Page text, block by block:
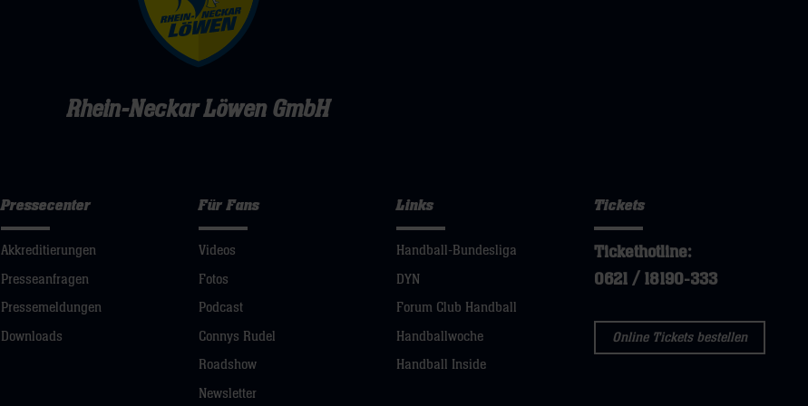
Rhein-Neckar Löwen GmbH
Pressecenter
Akkreditierungen
Presseanfragen
Pressemeldungen
Downloads
Für Fans
Videos
Fotos
Podcast
Connys Rudel
Roadshow
Newsletter
Links
Handball-Bundesliga
DYN
Forum Club Handball
Handballwoche
Handball Inside
Tickets
Tickethotline:
0621 / 18190-333
Online Tickets bestellen